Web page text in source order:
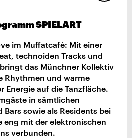
SPIELART
im Muffatcafé: Mit einer
technoiden Tracks und
das Münchner Kollektiv
Rhythmen und warme
Energie auf die Tanzfläche.
in sämtlichen
sowie als Residents bei
eng mit der elektronischen
verbunden.